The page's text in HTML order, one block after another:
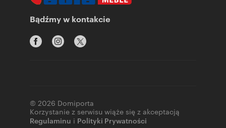
Bądźmy w kontakcie
© 2026 Domiporta
Korzystanie z serwisu wiąże się z akceptacją
Regulaminu i Polityki Prywatności